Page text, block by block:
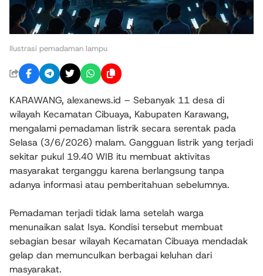
Ilustrasi pemadaman lampu
KARAWANG, alexanews.id – Sebanyak 11 desa di
wilayah Kecamatan Cibuaya, Kabupaten Karawang,
mengalami pemadaman listrik secara serentak pada
Selasa (3/6/2026) malam. Gangguan listrik yang terjadi
sekitar pukul 19.40 WIB itu membuat aktivitas
masyarakat terganggu karena berlangsung tanpa
adanya informasi atau pemberitahuan sebelumnya.
Pemadaman terjadi tidak lama setelah warga
menunaikan salat Isya. Kondisi tersebut membuat
sebagian besar wilayah Kecamatan Cibuaya mendadak
gelap dan memunculkan berbagai keluhan dari
masyarakat.